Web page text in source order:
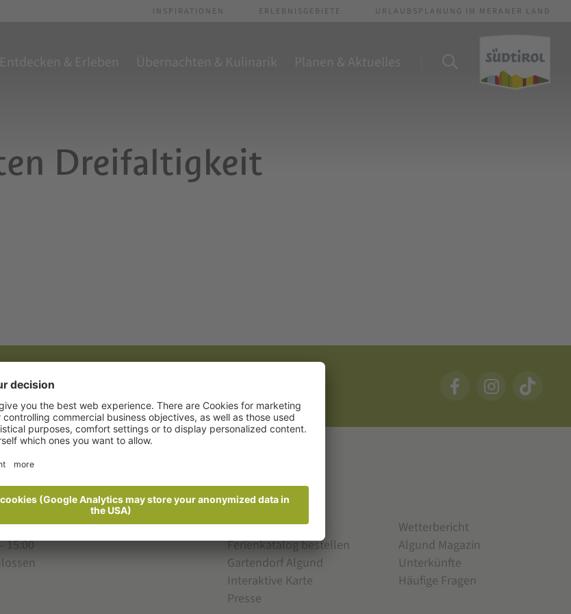
INSPIRATIONEN ERLEBNISGEBIETE URLAUBSPLANUNG IM MERANER LAND
Dreifaltigkeit
Gartendorf
- 12:30 & 14:00 - 18:00
15:00
INFOS & SERVICE
Webcam
Wetterbericht
Ferienkatalog bestellen
Algund Magazin
Gartendorf Algund
Unterkünfte
Interaktive Karte
Häufige Fragen
Presse